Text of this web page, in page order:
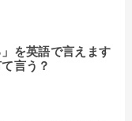
を英語で言えます
言う？